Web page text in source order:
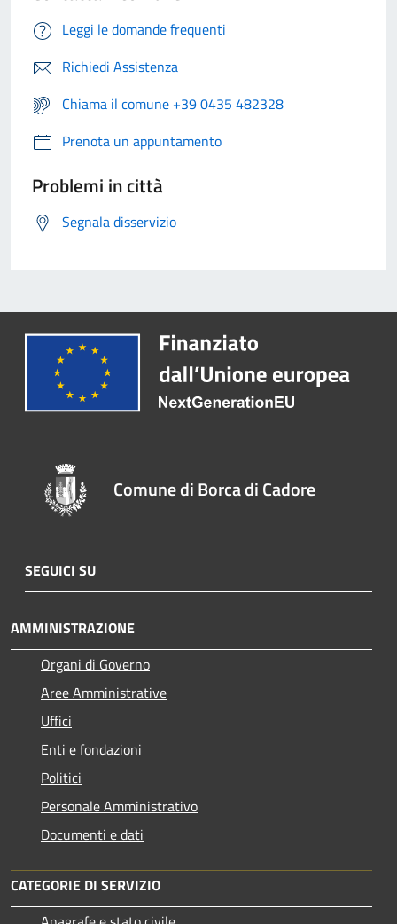
Leggi le domande frequenti
Richiedi Assistenza
Chiama il comune +39 0435 482328
Prenota un appuntamento
Problemi in città
Segnala disservizio
Comune di Borca di Cadore
SEGUICI SU
AMMINISTRAZIONE
Organi di Governo
Aree Amministrative
Uffici
Enti e fondazioni
Politici
Personale Amministrativo
Documenti e dati
CATEGORIE DI SERVIZIO